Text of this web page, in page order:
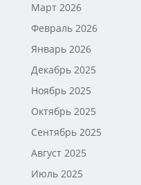
Март 2026
Февраль 2026
Январь 2026
Декабрь 2025
Ноябрь 2025
Октябрь 2025
Сентябрь 2025
Август 2025
Июль 2025